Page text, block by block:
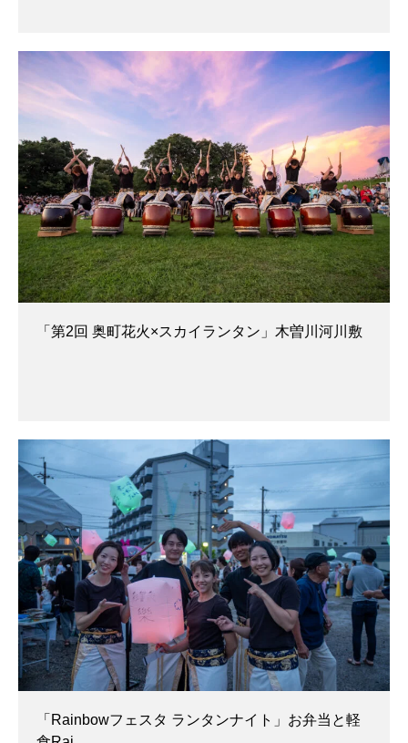
「第2回 奥町花火×スカイランタン」木曽川河川敷
「Rainbowフェスタ ランタンナイト」お弁当と軽